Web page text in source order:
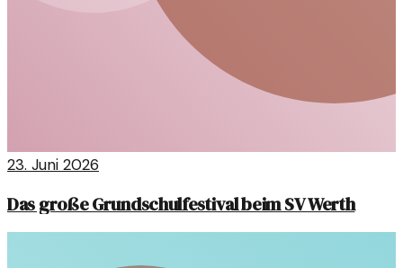
23. Juni 2026
Das große Grundschulfestival beim SV Werth